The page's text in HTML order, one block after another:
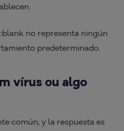
no representa ningún
predeterminado.
vírus ou algo
común, y la respuesta es